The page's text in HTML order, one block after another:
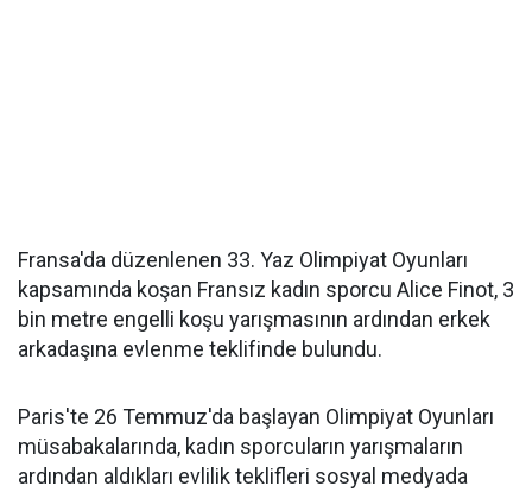
Fransa'da düzenlenen 33. Yaz Olimpiyat Oyunları
kapsamında koşan Fransız kadın sporcu Alice Finot, 3
bin metre engelli koşu yarışmasının ardından erkek
arkadaşına evlenme teklifinde bulundu.
Paris'te 26 Temmuz'da başlayan Olimpiyat Oyunları
müsabakalarında, kadın sporcuların yarışmaların
ardından aldıkları evlilik teklifleri sosyal medyada